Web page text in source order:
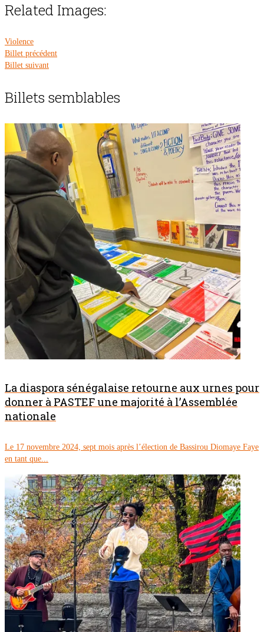
Related Images:
Violence
Billet précédent
Billet suivant
Billets semblables
La diaspora sénégalaise retourne aux urnes pour
donner à PASTEF une majorité à l’Assemblée
nationale
Le 17 novembre 2024, sept mois après l’élection de Bassirou Diomaye Faye
en tant que...